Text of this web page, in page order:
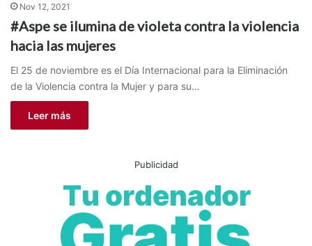
Nov 12, 2021
#Aspe se ilumina de violeta contra la violencia
hacia las mujeres
El 25 de noviembre es el Día Internacional para la Eliminación
de la Violencia contra la Mujer y para su…
Leer más
Publicidad